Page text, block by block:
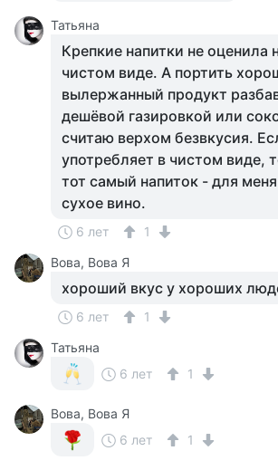
Татьяна
Крепкие напитки не оценила
чистом виде. А портить
вылержанный продукт
дешёвой газировкой или
считаю верхом безвкусия.
употребляет в чистом виде,
тот самый напиток - для
сухое вино.
6 лет
1
Вова, Вова Я
хороший вкус у хороших
6 лет
1
Татьяна
6 лет
1
Вова, Вова Я
6 лет
1